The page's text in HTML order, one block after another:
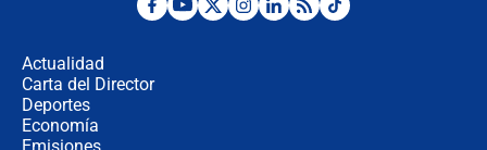
Estratega de Abelardo de la Espriella
Actualidad
Carta del Director
Deportes
Economía